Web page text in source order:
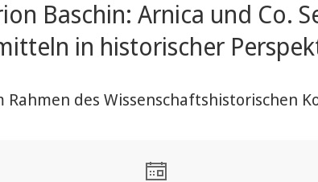
Baschin: Arnica und Co.
in historischer
Rahmen des Wissenschaftshistorischen